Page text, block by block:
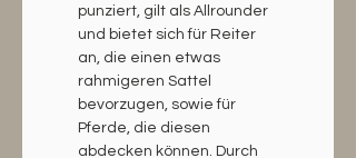
punziert, gilt als Allrounder
und bietet sich für Reiter
an, die einen etwas
rahmigeren Sattel
bevorzugen, sowie für
Pferde, die diesen
abdecken können. Durch